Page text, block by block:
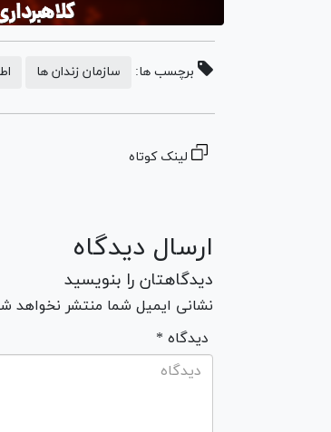
برچسب ها: سازمان زندان ها
لینک کوتاه
ارسال دیدگاه
دیدگاهتان را بنویسید
نشانی ایمیل شما منتشر نخواهد
* دیدگاه